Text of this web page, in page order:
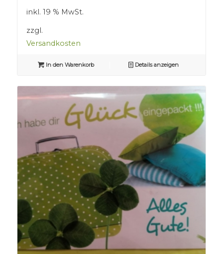
2,50 €
inkl. 19 % MwSt.
zzgl.
Versandkosten
In den Warenkorb Details anzeigen